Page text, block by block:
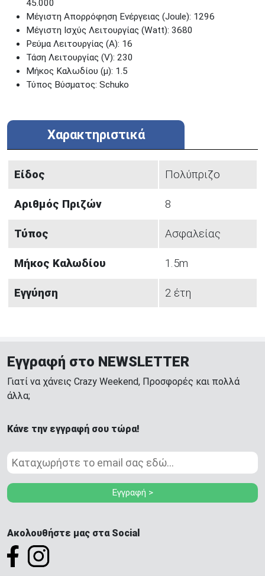
45.000
Μέγιστη Απορρόφηση Ενέργειας (Joule): 1296
Μέγιστη Ισχύς Λειτουργίας (Watt): 3680
Ρεύμα Λειτουργίας (A): 16
Τάση Λειτουργίας (V): 230
Μήκος Καλωδίου (μ): 1.5
Τύπος Βύσματος: Schuko
Χαρακτηριστικά
Είδος Πολύπριζο
Αριθμός Πριζών 8
Τύπος Ασφαλείας
Μήκος Καλωδίου 1.5m
Εγγύηση 2 έτη
Εγγραφή στο NEWSLETTER
Γιατί να χάνεις Crazy Weekend, Προσφορές και πολλά
άλλα;
Κάνε την εγγραφή σου τώρα!
Εγγραφή >
Ακολουθήστε μας στα Social